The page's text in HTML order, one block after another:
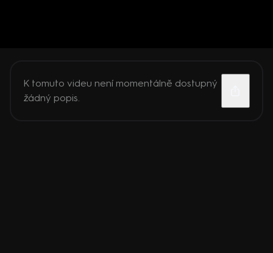
K tomuto videu není momentálně dostupný
žádný popis.